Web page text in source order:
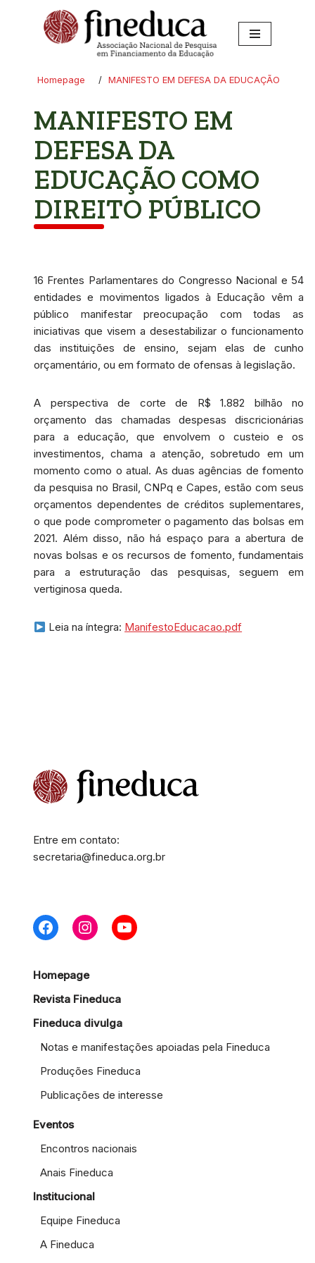
conteúdo
Homepage / MANIFESTO EM DEFESA DA EDUCAÇÃO
MANIFESTO EM
DEFESA DA
EDUCAÇÃO COMO
DIREITO PÚBLICO
16 Frentes Parlamentares do Congresso Nacional e 54
entidades e movimentos ligados à Educação vêm a
público manifestar preocupação com todas as
iniciativas que visem a desestabilizar o funcionamento
das instituições de ensino, sejam elas de cunho
orçamentário, ou em formato de ofensas à legislação.
A perspectiva de corte de R$ 1.882 bilhão no
orçamento das chamadas despesas discricionárias
para a educação, que envolvem o custeio e os
investimentos, chama a atenção, sobretudo em um
momento como o atual. As duas agências de fomento
da pesquisa no Brasil, CNPq e Capes, estão com seus
orçamentos dependentes de créditos suplementares,
o que pode comprometer o pagamento das bolsas em
2021. Além disso, não há espaço para a abertura de
novas bolsas e os recursos de fomento, fundamentais
para a estruturação das pesquisas, seguem em
vertiginosa queda.
Leia na íntegra: ManifestoEducacao.pdf
Entre em contato:
secretaria@fineduca.org.br
Homepage
Revista Fineduca
Fineduca divulga
Notas e manifestações apoiadas pela Fineduca
Produções Fineduca
Publicações de interesse
Eventos
Encontros nacionais
Anais Fineduca
Institucional
Equipe Fineduca
A Fineduca